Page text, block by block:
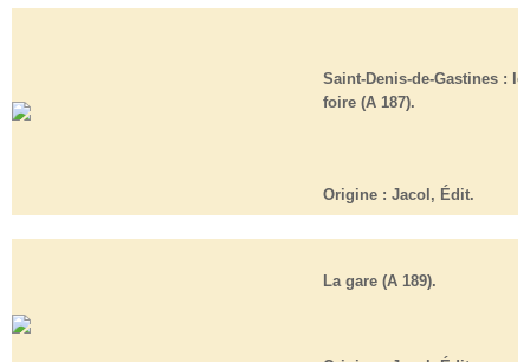
Saint-Denis-de-Gastines :
foire (A 187).
Origine : Jacol, Édit.
La gare (A 189).